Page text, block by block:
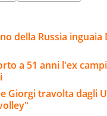
della Russia inguaia
a 51 anni l'ex
Giorgi travolta dagli